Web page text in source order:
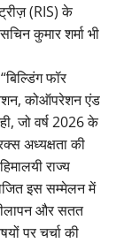
(RIS) के
कुमार शर्मा भी
फॉर
कोऑपरेशन एंड
जो वर्ष 2026 के
अध्यक्षता की
राज्य
इस सम्मेलन में
और सतत
पर चर्चा की